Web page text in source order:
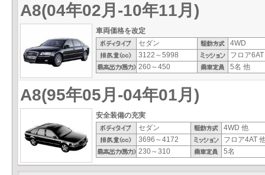
A8(04年02月-10年11月)
車両価格を改定
セダン
4WD
3122～5998
フロア6AT
260～450
5名 他
A8(95年05月-04年01月)
安全装備の充実
セダン
4WD 他
3696～4172
フロア4AT
230～310
5名